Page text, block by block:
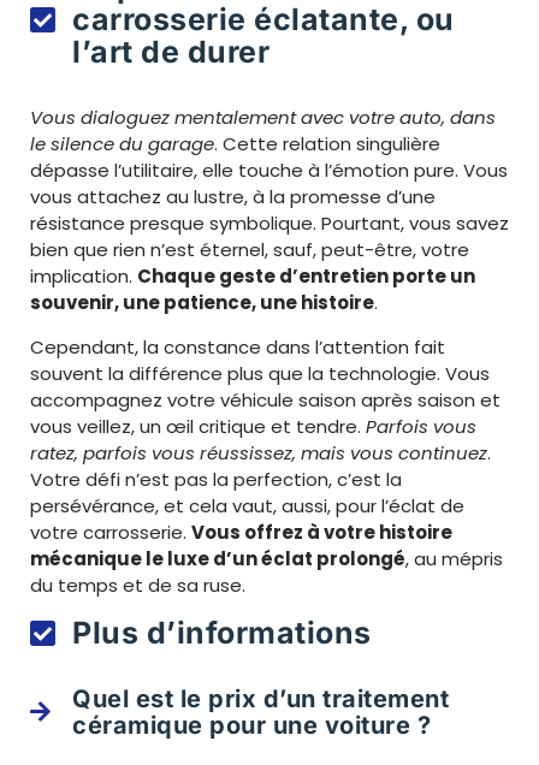
carrosserie éclatante, ou
l’art de durer
Vous dialoguez mentalement avec votre auto, dans
le silence du garage. Cette relation singulière
dépasse l’utilitaire, elle touche à l’émotion pure. Vous
vous attachez au lustre, à la promesse d’une
résistance presque symbolique. Pourtant, vous savez
bien que rien n’est éternel, sauf, peut-être, votre
implication. Chaque geste d’entretien porte un
souvenir, une patience, une histoire.
Cependant, la constance dans l’attention fait
souvent la différence plus que la technologie. Vous
accompagnez votre véhicule saison après saison et
vous veillez, un œil critique et tendre. Parfois vous
ratez, parfois vous réussissez, mais vous continuez.
Votre défi n’est pas la perfection, c’est la
persévérance, et cela vaut, aussi, pour l’éclat de
votre carrosserie. Vous offrez à votre histoire
mécanique le luxe d’un éclat prolongé, au mépris
du temps et de sa ruse.
Plus d’informations
Quel est le prix d’un traitement
céramique pour une voiture ?